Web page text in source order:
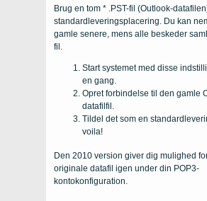
Brug en tom * .PST-fil (Outlook-
standardleveringsplacering. Du kan
gamle senere, mens alle beskeder
fil.
Start systemet med disse
en gang.
Opret forbindelse til den gamle
datafilfil.
Tildel det som en
voila!
Den 2010 version giver dig mulighed
originale datafil igen under din POP3-
kontokonfiguration.